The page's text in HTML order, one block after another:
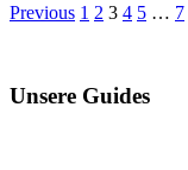
Previous 1 2 3 4 5 … 7
Unsere Guides